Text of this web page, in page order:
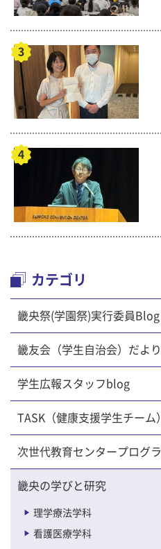
カテゴリ
畿央祭(学園祭)実行委員Blog
畿友会（学生自治会）だより
学生広報スタッフblog
TASK（健康支援学生チーム
次世代教育センタープログ
畿央の学びと研究
理学療法学科
看護医療学科